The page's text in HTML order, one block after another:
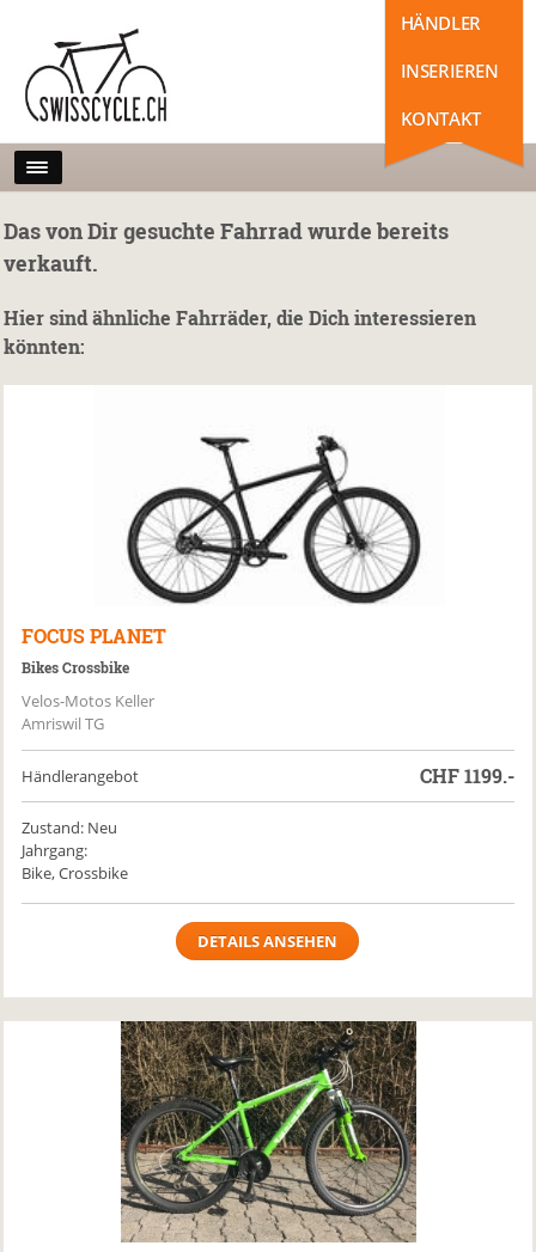
HÄNDLER
INSERIEREN
KONTAKT
Das von Dir gesuchte Fahrrad wurde bereits
verkauft.
Hier sind ähnliche Fahrräder, die Dich interessieren
könnten:
FOCUS PLANET
Bikes Crossbike
Velos-Motos Keller
Amriswil TG
Händlerangebot CHF1199.-
Zustand: Neu
Jahrgang:
Bike, Crossbike
DETAILS ANSEHEN